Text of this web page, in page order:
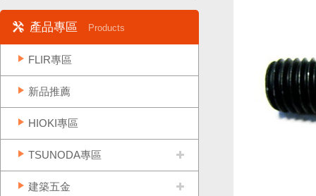
產品專區 Products
FLIR專區
新品推薦
HIOKI專區
TSUNODA專區
建築五金